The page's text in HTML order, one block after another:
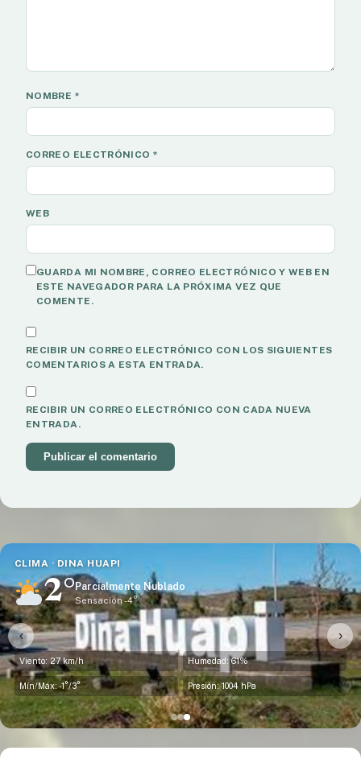
NOMBRE *
CORREO ELECTRÓNICO *
WEB
GUARDA MI NOMBRE, CORREO ELECTRÓNICO Y WEB EN
ESTE NAVEGADOR PARA LA PRÓXIMA VEZ QUE
COMENTE.
RECIBIR UN CORREO ELECTRÓNICO CON LOS SIGUIENTES
COMENTARIOS A ESTA ENTRADA.
RECIBIR UN CORREO ELECTRÓNICO CON CADA NUEVA
ENTRADA.
CLIMA · DINA HUAPI
2°Parcialmente Nublado
Sensación -4°
Viento: 27 km/h Humedad: 61%
Mín/Máx: -1°/3° Presión: 1004 hPa
‹ ›